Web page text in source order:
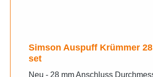
Simson Auspuff Krümmer
set
Neu - 28 mm Anschluss